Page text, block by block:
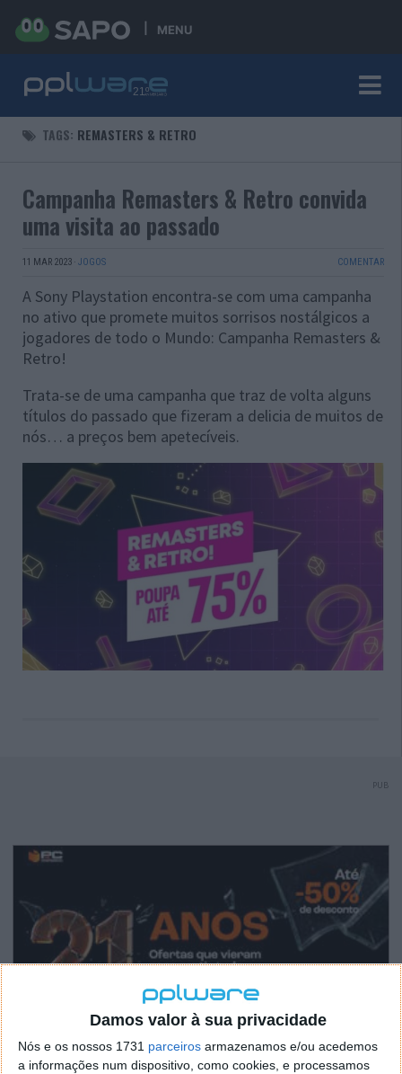
Damos valor à sua privacidade
Nós e os nossos 1731 parceiros armazenamos e/ou acedemos
a informações num dispositivo, como cookies, e processamos
MENU
TAGS: REMASTERS & RETRO
Campanha Remasters & Retro convida
uma visita ao passado
11 MAR 2023 · JOGOS COMENTAR
A Sony Playstation encontra-se com uma campanha
no ativo que promete muitos sorrisos nostálgicos a
jogadores de todo o Mundo: Campanha Remasters &
Retro!
Trata-se de uma campanha que traz de volta alguns
títulos do passado que fizeram a delicia de muitos de
nós… a preços bem apetecíveis.
PUB